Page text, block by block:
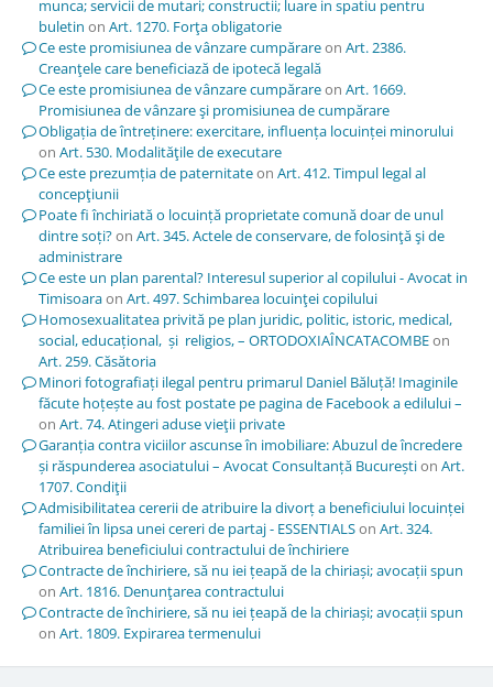
munca; servicii de mutari; constructii; luare in spatiu pentru
buletin on Art. 1270. Forţa obligatorie
Ce este promisiunea de vânzare cumpărareon Art. 2386.
Creanţele care beneficiază de ipotecă legală
Ce este promisiunea de vânzare cumpărareon Art. 1669.
Promisiunea de vânzare şi promisiunea de cumpărare
Obligația de întreținere: exercitare, influența locuinței minorului
on Art. 530. Modalităţile de executare
Ce este prezumția de paternitateon Art. 412. Timpul legal al
concepţiunii
Poate fi închiriată o locuință proprietate comună doar de unul
dintre soți?on Art. 345. Actele de conservare, de folosinţă şi de
administrare
Ce este un plan parental? Interesul superior al copilului - Avocat in
Timisoaraon Art. 497. Schimbarea locuinţei copilului
Homosexualitatea privită pe plan juridic, politic, istoric, medical,
social, educațional, și religios, – ORTODOXIAÎNCATACOMBEon
Art. 259. Căsătoria
Minori fotografiați ilegal pentru primarul Daniel Băluță! Imaginile
făcute hoțește au fost postate pe pagina de Facebook a edilului –
on Art. 74. Atingeri aduse vieţii private
Garanția contra viciilor ascunse în imobiliare: Abuzul de încredere
și răspunderea asociatului – Avocat Consultanță Bucureștion Art.
1707. Condiţii
Admisibilitatea cererii de atribuire la divorț a beneficiului locuinței
familiei în lipsa unei cereri de partaj - ESSENTIALSon Art. 324.
Atribuirea beneficiului contractului de închiriere
Contracte de închiriere, să nu iei țeapă de la chiriași; avocații spun
on Art. 1816. Denunţarea contractului
Contracte de închiriere, să nu iei țeapă de la chiriași; avocații spun
on Art. 1809. Expirarea termenului